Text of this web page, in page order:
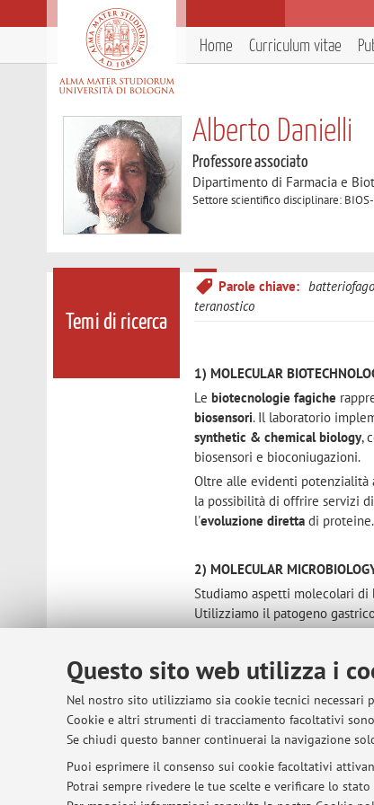
Questo sito web utilizza i
Nel nostro sito utilizziamo sia cookie tecnici
Cookie e altri strumenti di tracciamento facoltativi
Se chiudi questo banner continuerai la navigazione
Puoi esprimere il consenso sui cookie facoltativi
Potrai sempre rivedere le tue scelte e verificare lo
Home Curriculum vitae
Alberto Danielli
Professore associato
Dipartimento di Farmacia e
Settore scientifico disciplinare:
Temi di ricerca
Parole chiave: batteriofago
teranostico
1) MOLECULAR
Lebiotecnologie fagiche
biosensori. Il laboratorio
synthetic & chemical biology,
biosensori e bioconiugazioni.
Oltre alle evidenti potenzialità
la possibilità di offrire servizi
l'evoluzione diretta di proteine.
2) MOLECULAR
Studiamo aspetti molecolari
Utilizziamo il patogeno
agenti infettivi capaci di
I principali temi di ricerca del
argomenti sono di grande
fondamentali in tutti gli
molti patogeni.